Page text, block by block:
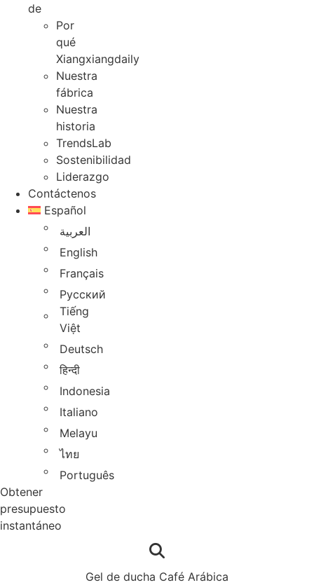
de
Por
qué
Xiangxiangdaily
Nuestra
fábrica
Nuestra
historia
TrendsLab
Sostenibilidad
Liderazgo
Contáctenos
Español
العربية
English
Français
Русский
Tiếng
Việt
Deutsch
हिन्दी
Indonesia
Italiano
Melayu
ไทย
Português
Obtener
presupuesto
instantáneo
Gel de ducha Café Arábica